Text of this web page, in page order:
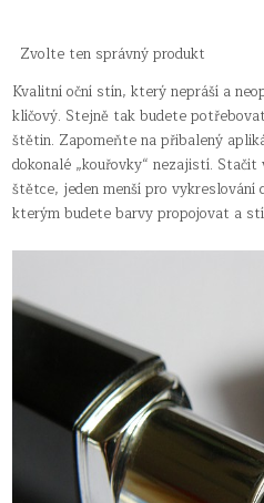
Zvolte ten správný produkt
Kvalitní oční stín, který nepráší a
klíčový. Stejně tak budete
štětin. Zapomeňte na přibalený
dokonalé „kouřovky“ nezajistí.
štětce, jeden menší pro
kterým budete barvy propojovat a